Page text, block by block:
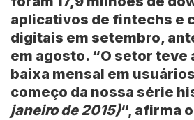
aplicativos de fintechs e
digitais em setembro,
em agosto. “O setor teve
baixa mensal em
começo da nossa série
janeiro de 2015)“, afirma